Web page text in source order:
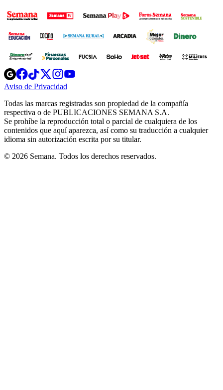
Opens
in
new
Opens
in
new
Opens
in
new
window
Opens
new
windowwindow
Aviso de Privacidad
new
window
Todas las marcas registradas son propiedad de la compañía
respectiva o de PUBLICACIONES SEMANA S.A.
Se prohíbe la reproducción total o parcial de cualquiera de los
contenidos que aquí aparezca, así como su traducción a cualquier
idioma sin autorización escrita por su titular.
© 2026 Semana. Todos los derechos reservados.